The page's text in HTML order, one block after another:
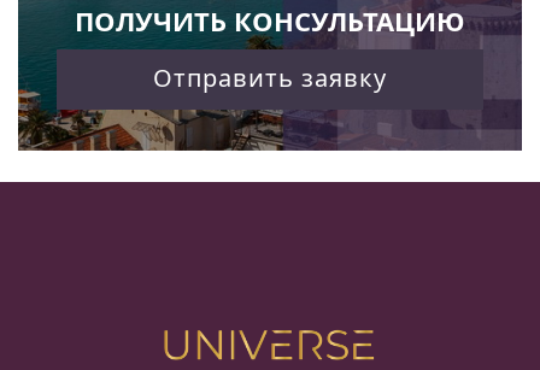
ПОЛУЧИТЬ КОНСУЛЬТАЦИЮ
Отправить заявку